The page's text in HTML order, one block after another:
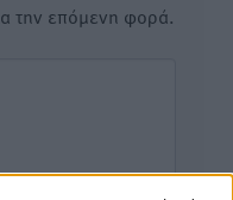
την επόμενη φορά.